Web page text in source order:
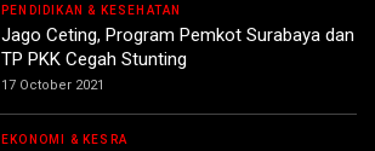
PENDIDIKAN & KESEHATAN
Jago Ceting, Program Pemkot Surabaya dan
TP PKK Cegah Stunting
17 October 2021
EKONOMI & KESRA